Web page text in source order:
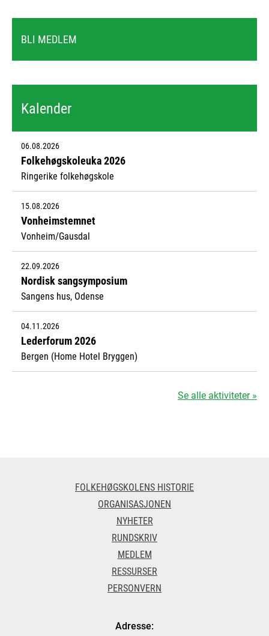
BLI MEDLEM
Kalender
06.08.2026
Folkehøgskoleuka 2026
Ringerike folkehøgskole
15.08.2026
Vonheimstemnet
Vonheim/Gausdal
22.09.2026
Nordisk sangsymposium
Sangens hus, Odense
04.11.2026
Lederforum 2026
Bergen (Home Hotel Bryggen)
Se alle aktiviteter »
FOLKEHØGSKOLENS HISTORIE
ORGANISASJONEN
NYHETER
RUNDSKRIV
MEDLEM
RESSURSER
PERSONVERN
Adresse: